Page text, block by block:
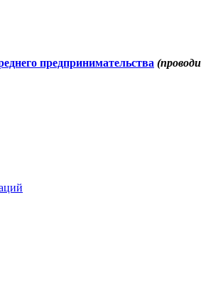
предпринимательства